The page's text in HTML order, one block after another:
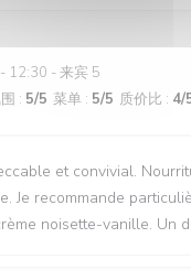
- 12:30 - 来宾 5
: 5/5 菜单 : 5/5 质价比 : 4/
et convivial.
Je recommande
noisette-vanille. Un